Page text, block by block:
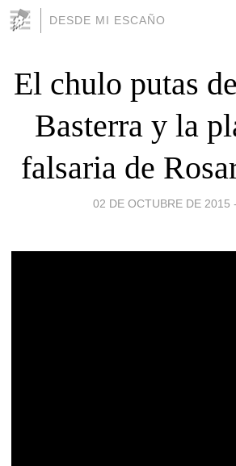
DESDE MI ESCAÑO
El chulo putas
Basterra y la
falsaria de
02 DE OCTUBRE DE 2015